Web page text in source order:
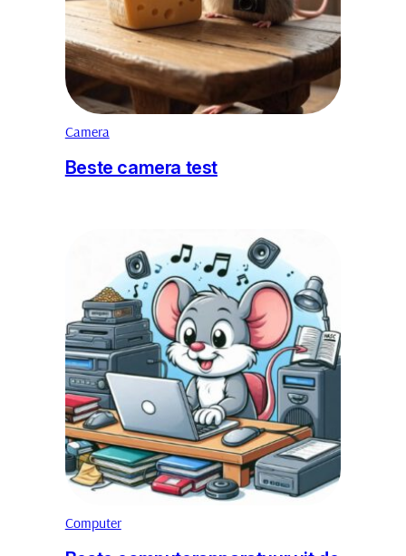
Camera
Beste camera test
Computer